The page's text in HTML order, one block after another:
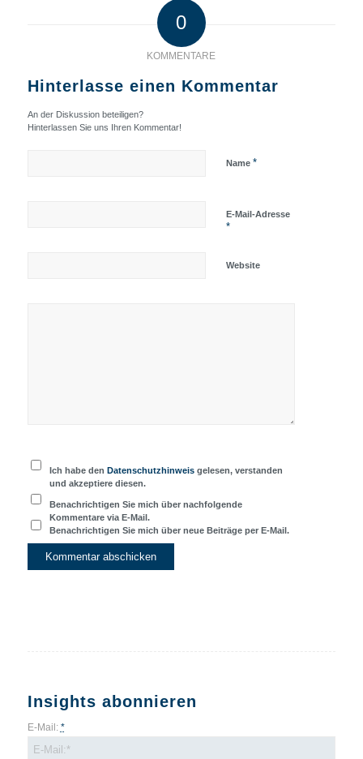
0
KOMMENTARE
Hinterlasse einen Kommentar
An der Diskussion beteiligen?
Hinterlassen Sie uns Ihren Kommentar!
Name *
E-Mail-Adresse
*
Website
Ich habe denDatenschutzhinweis gelesen, verstanden
und akzeptiere diesen.
Benachrichtigen Sie mich über nachfolgende
Kommentare via E-Mail.
Benachrichtigen Sie mich über neue Beiträge per E-Mail.
Insights abonnieren
E-Mail: *